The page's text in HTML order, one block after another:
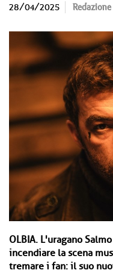
28/04/2025 Redazione
OLBIA. L'uragano
incendiare la scena
tremare i fan: il suo